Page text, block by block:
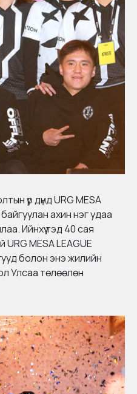
үр дүнд URG MESA
ахин нэг удаа
Ийнхүү тэд 40 сая
MESA LEAGUE
болон энэ жилийн
Улсаа төлөөлөн